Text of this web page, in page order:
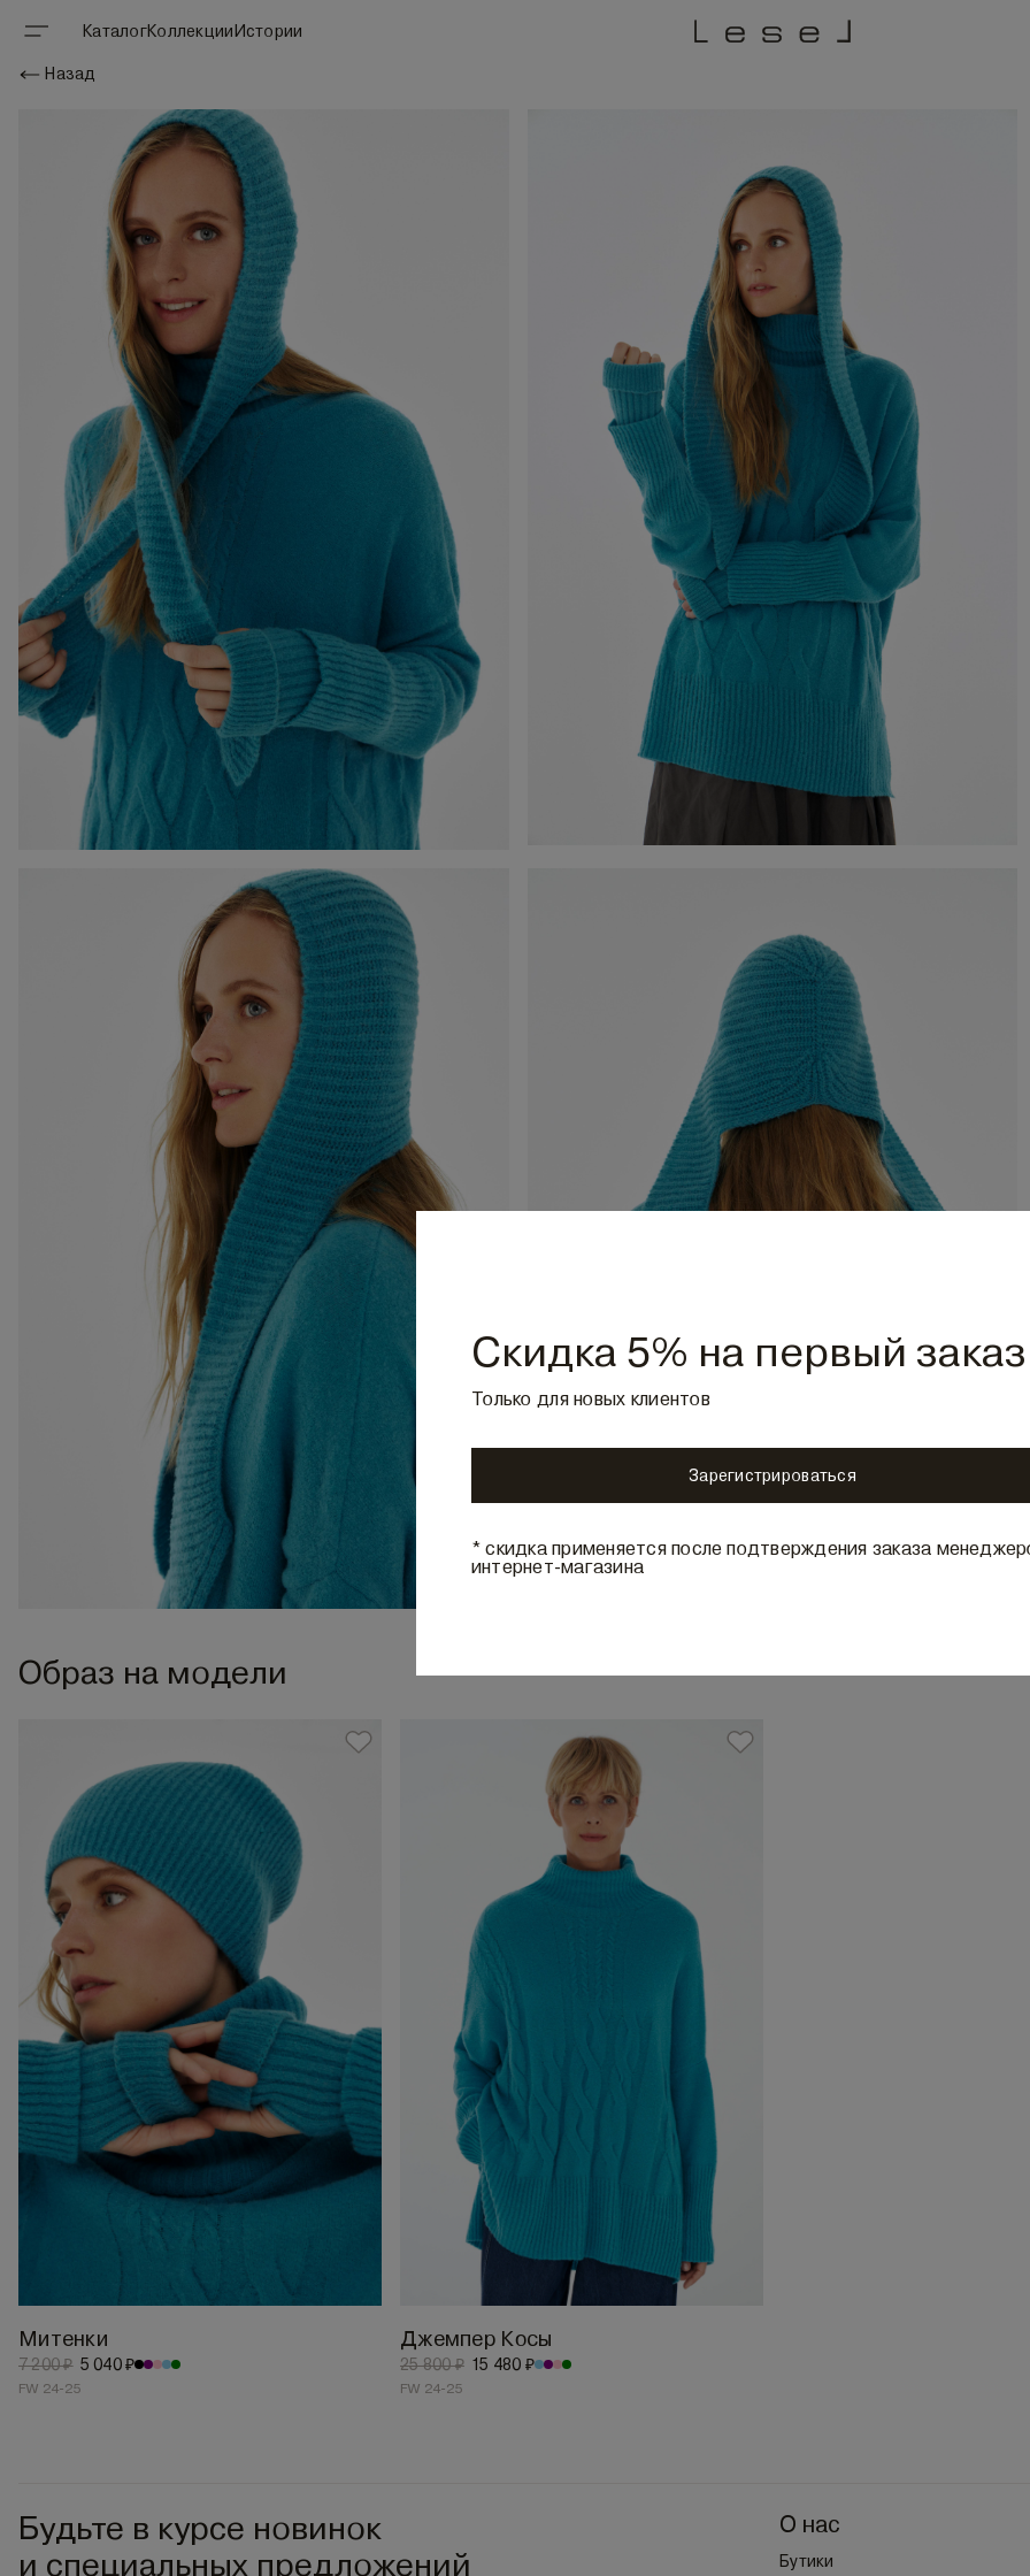
КаталогКоллекции Истории
Назад
Образ на модели
Митенки
7 200 ₽ 5 040 ₽
FW 24-25
Джемпер Косы
25 800 ₽ 15 480 ₽
FW 24-25
Будьте в курсе новинок
и специальных предложений
О нас
Бутики
Скидка 5% на первый заказ
Только для новых клиентов
Зарегистрироваться
* скидка применяется после подтверждения заказа
интернет-магазина